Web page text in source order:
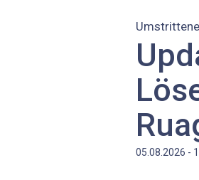
05.08.2026 -